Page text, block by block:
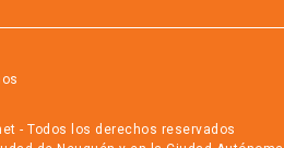
- Todos los derechos reservados